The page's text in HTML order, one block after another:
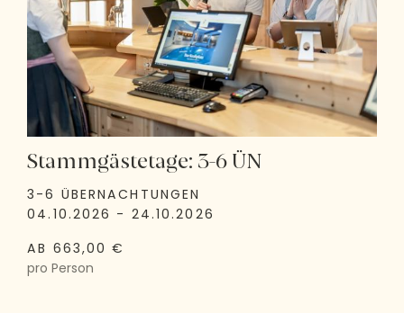
Stammgästetage: 3-6 ÜN
3-6 ÜBERNACHTUNGEN
04.10.2026 - 24.10.2026
AB 663,00 €
pro Person